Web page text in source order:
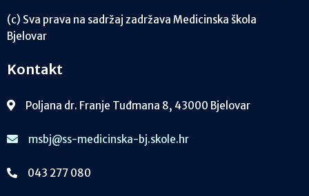
(c) Sva prava na sadržaj zadržava Medicinska škola
Bjelovar
Kontakt
Poljana dr. Franje Tuđmana 8, 43000 Bjelovar
msbj@ss-medicinska-bj.skole.hr
043 277 080